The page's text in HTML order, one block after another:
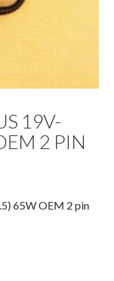
19V-
2 PIN
65W OEM 2 pin